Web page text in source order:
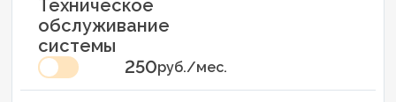
Техническое
обслуживание
системы
250руб./мес.